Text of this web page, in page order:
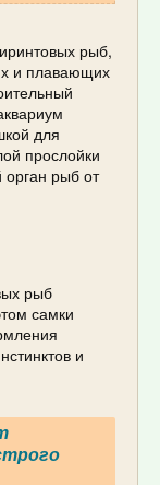
рыб,
и плавающих
для
прослойки
орган рыб от
рыб
самки
и